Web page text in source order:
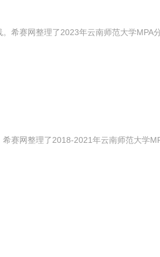
希赛网整理了2023年云南师范大学MPA
赛网整理了2018-2021年云南师范大学